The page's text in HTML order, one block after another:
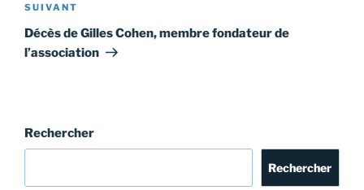
Article
suivant
SUIVANT
Décès de Gilles Cohen, membre fondateur de
l’association
Rechercher
Rechercher